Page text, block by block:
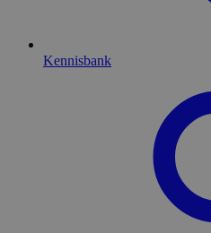
Kennisbank